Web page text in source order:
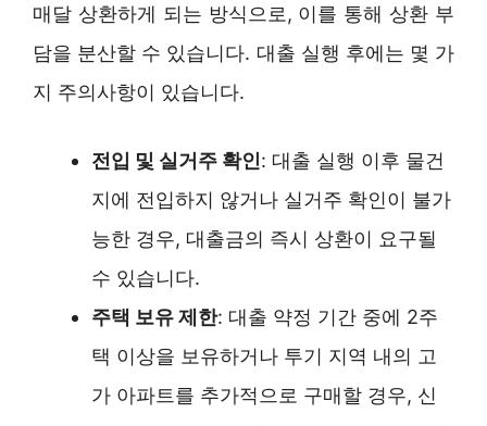
매달 상환하게 되는 방식으로, 이를 통해 상환 부
담을 분산할 수 있습니다. 대출 실행 후에는 몇 가
지 주의사항이 있습니다.
전입 및 실거주 확인: 대출 실행 이후 물건
지에 전입하지 않거나 실거주 확인이 불가
능한 경우, 대출금의 즉시 상환이 요구될
수 있습니다.
주택 보유 제한: 대출 약정 기간 중에 2주
택 이상을 보유하거나 투기 지역 내의 고
가 아파트를 추가적으로 구매할 경우, 신